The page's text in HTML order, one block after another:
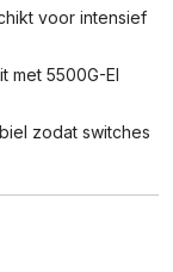
voor intensief
met 5500G-EI
zodat switches